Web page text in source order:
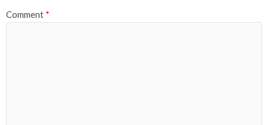
Comment *